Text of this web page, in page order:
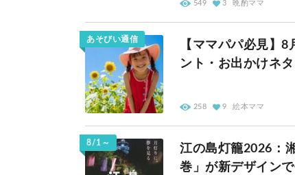
549 3 晩酌ママ
あそびい通信
【ママパパ必見】
ント・お出かけネ
258 9 絵本ママ
8/1～
江の島灯籠2026：
巻」が新デザイン